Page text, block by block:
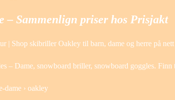
– Sammenlign priser hos Prisjakt
| Shop skibriller Oakley til barn, dame og herre på
– Dame, snowboard briller, snowboard goggles.
dame › oakley